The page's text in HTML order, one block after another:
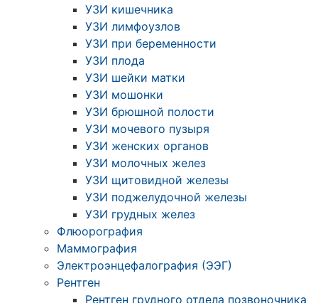
УЗИ кишечника
УЗИ лимфоузлов
УЗИ при беременности
УЗИ плода
УЗИ шейки матки
УЗИ мошонки
УЗИ брюшной полости
УЗИ мочевого пузыря
УЗИ женских органов
УЗИ молочных желез
УЗИ щитовидной железы
УЗИ поджелудочной железы
УЗИ грудных желез
Флюорография
Маммография
Электроэнцефалография (ЭЭГ)
Рентген
Рентген грудного отдела позвоночника